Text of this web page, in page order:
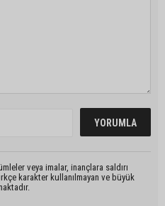
veya imalar, inançlara saldırı
karakter kullanılmayan ve büyük